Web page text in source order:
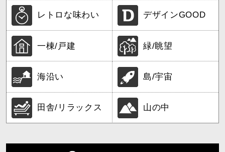
レトロな味わい デザインGOOD
一棟/戸建 緑/眺望
海沿い 島/宇宙
田舎/リラックス 山の中